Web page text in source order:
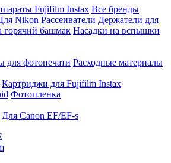
Fujifilm Instax Все бренды
Nikon Рассеиватели Держатели для
горячий башмак Насадки на вспышки
для фотопечати Расходные материалы
Картриджи для Fujifilm Instax
Фотопленка
Для Canon EF/EF-s